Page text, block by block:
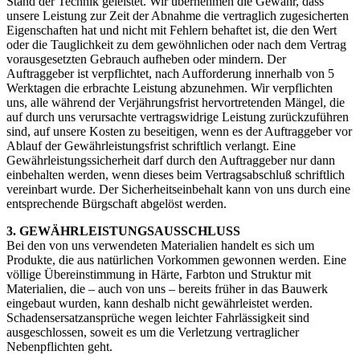
unsere Leistung zur Zeit der Abnahme die vertraglich zugesicherten
Eigenschaften hat und nicht mit Fehlern behaftet ist, die den Wert
oder die Tauglichkeit zu dem gewöhnlichen oder nach dem Vertrag
vorausgesetzten Gebrauch aufheben oder mindern. Der
Auftraggeber ist verpflichtet, nach Aufforderung innerhalb von 5
Werktagen die erbrachte Leistung abzunehmen. Wir verpflichten
uns, alle während der Verjährungsfrist hervortretenden Mängel, die
auf durch uns verursachte vertragswidrige Leistung zurückzuführen
sind, auf unsere Kosten zu beseitigen, wenn es der Auftraggeber vor
Ablauf der Gewährleistungsfrist schriftlich verlangt. Eine
Gewährleistungssicherheit darf durch den Auftraggeber nur dann
einbehalten werden, wenn dieses beim Vertragsabschluß schriftlich
vereinbart wurde. Der Sicherheitseinbehalt kann von uns durch eine
entsprechende Bürgschaft abgelöst werden.
3. GEWÄHRLEISTUNGSAUSSCHLUSS
Bei den von uns verwendeten Materialien handelt es sich um
Produkte, die aus natürlichen Vorkommen gewonnen werden. Eine
völlige Übereinstimmung in Härte, Farbton und Struktur mit
Materialien, die – auch von uns – bereits früher in das Bauwerk
eingebaut wurden, kann deshalb nicht gewährleistet werden.
Schadensersatzansprüche wegen leichter Fahrlässigkeit sind
ausgeschlossen, soweit es um die Verletzung vertraglicher
Nebenpflichten geht.